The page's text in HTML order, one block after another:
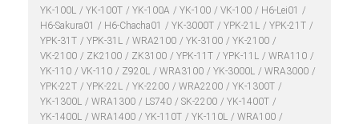
YK-100L
YK-100T YK-100A YK-100 VK-100
H6-Lei01
H6-Sakura01
H6-Chacha01 YK-3000T YPK-21L
YPK-21T
YPK-31T
YPK-31L WRA2100 YK-3100
YK-2100
VK-2100
ZK2100 ZK3100 YPK-11T YPK-11L
WRA110
YK-110
VK-110 Z920L WRA3100 YK-3000L
WRA3000
YPK-22T
YPK-22L YK-2200 WRA2200
YK-1300T
YK-1300L
WRA1300 LS740 SK-2200
YK-1400T
YK-1400L
WRA1400 YK-110T YK-110L WRA100